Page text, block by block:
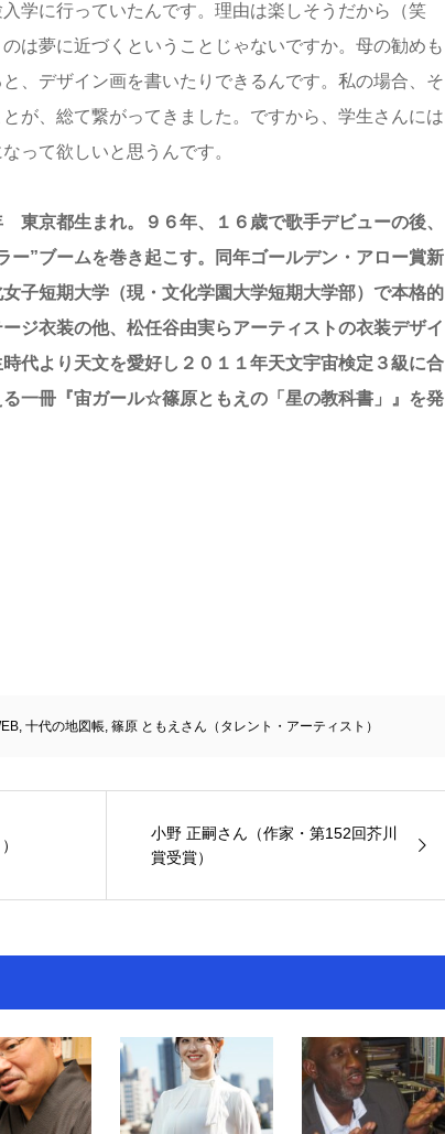
学に行っていたんです。理由は楽しそうだから（笑
は夢に近づくということじゃないですか。母の勧めも
、デザイン画を書いたりできるんです。私の場合、そ
が、総て繋がってきました。ですから、学生さんには
って欲しいと思うんです。
京都生まれ。９６年、１６歳で歌手デビューの後、
ー”ブームを巻き起こす。同年ゴールデン・アロー賞新
子短期大学（現・文化学園大学短期大学部）で本格的
ジ衣装の他、松任谷由実らアーティストの衣装デザイ
代より天文を愛好し２０１１年天文宇宙検定３級に合
一冊『宙ガール☆篠原ともえの「星の教科書」』を発
, 十代の地図帳, 篠原 ともえさん（タレント・アーティスト）
小野 正嗣さん（作家・第152回芥川
賞受賞）